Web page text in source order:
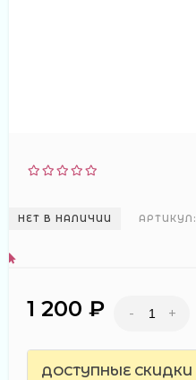
НЕТ В НАЛИЧИИ АРТИКУЛ:
1 200 ₽ - +
ДОСТУПНЫЕ СКИДКИ